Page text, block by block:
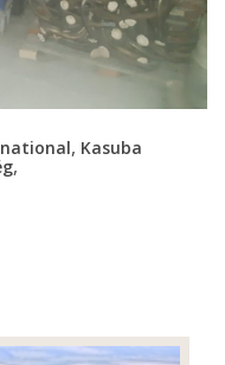
, Kasuba
,